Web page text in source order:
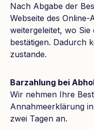
Nach Abgabe der
Webseite des
weitergeleitet, wo Sie
bestätigen. Dadurch
zustande.
Barzahlung bei
Wir nehmen Ihre
Annahmeerklärung
zwei Tagen an.